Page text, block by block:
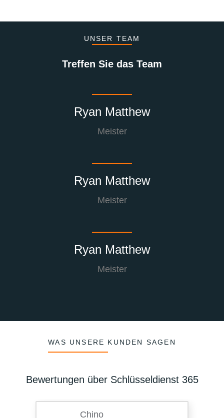
UNSER TEAM
Treffen Sie das Team
Ryan Matthew
Meister
Ryan Matthew
Meister
Ryan Matthew
Meister
WAS UNSERE KUNDEN SAGEN
Bewertungen über Schlüsseldienst 365
Chino